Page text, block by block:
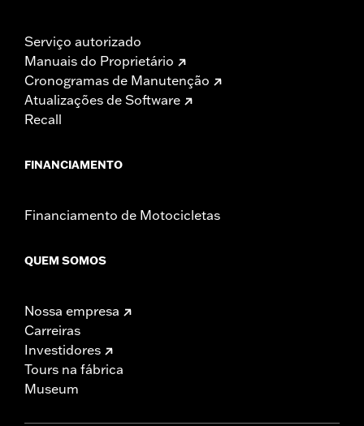
Serviço autorizado
Manuais do Proprietário
Cronogramas de Manutenção
Atualizações de Software
Recall
FINANCIAMENTO
Financiamento de Motocicletas
QUEM SOMOS
Nossa empresa
Carreiras
Investidores
Tours na fábrica
Museum